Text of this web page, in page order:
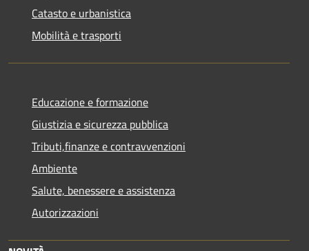
Catasto e urbanistica
Mobilità e trasporti
Educazione e formazione
Giustizia e sicurezza pubblica
Tributi,finanze e contravvenzioni
Ambiente
Salute, benessere e assistenza
Autorizzazioni